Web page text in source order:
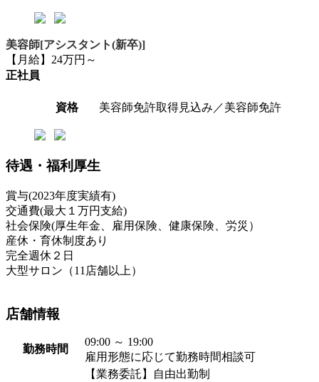
美容師[アシスタント(新卒)]
【月給】24万円～
正社員
資格 美容師免許取得見込み／美容師免許
待遇・福利厚生
賞与(2023年度実績有)
交通費(最大１万円支給)
社会保険(厚生年金、雇用保険、健康保険、労災）
産休・育休制度あり
完全週休２日
大型サロン（11店舗以上）
店舗情報
勤務時間
09:00 ～ 19:00
雇用形態に応じて勤務時間相談可
【業務委託】自由出勤制